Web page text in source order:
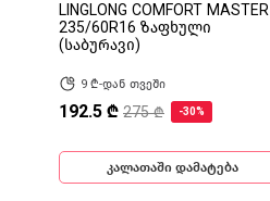
LINGLONG COMFORT MASTER
235/60R16 ზაფხული
(საბურავი)
9 ₾-დან თვეში
192.5 ₾ 275 ₾ -30%
კალათაში დამატება